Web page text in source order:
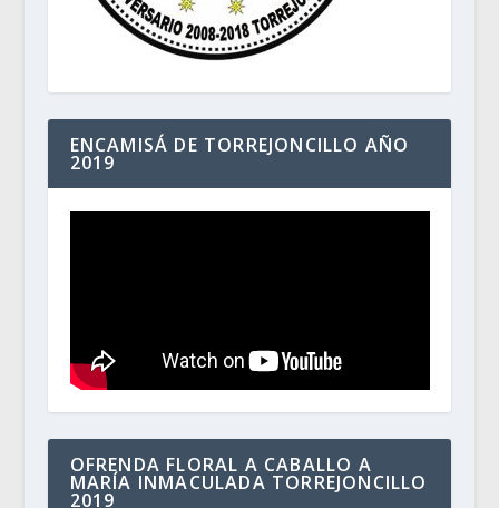
ENCAMISÁ DE TORREJONCILLO AÑO
2019
OFRENDA FLORAL A CABALLO A
MARÍA INMACULADA TORREJONCILLO
2019